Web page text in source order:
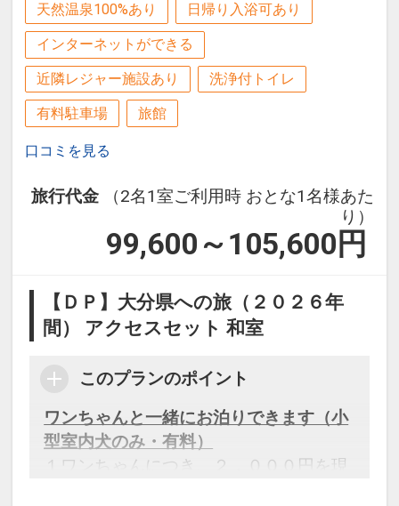
天然温泉100%あり 日帰り入浴可あり
インターネットができる
近隣レジャー施設あり 洗浄付トイレ
有料駐車場 旅館
口コミを見る
旅行代金
（2名1室ご利用時 おとな1名様あた
り）
99,600～105,600 円
【ＤＰ】大分県への旅（２０２６年
間） アクセスセット 和室
このプランのポイント
ワンちゃんと一緒にお泊りできます（小
型室内犬のみ・有料）
１ワンちゃんにつき、２，０００円を現